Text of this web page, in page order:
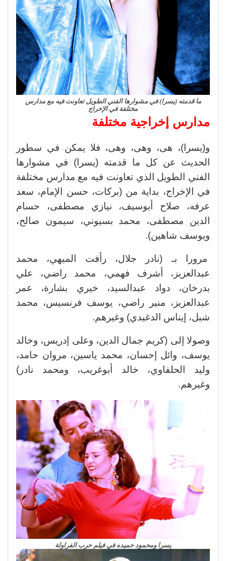
ما قدمته (يسرا) في مشوارها الفني الطويل تعاونت فيه مع مدارس
مختلفة في الإخراج
مدارس إخراجية مختلفة
و(يسرا)، هى، وهى، وهى، فلا يمكن في سطور
الحديث عن كل ما قدمته (يسرا) في مشوارها
الفني الطويل الذي تعاونت فيه مع مدارس مختلفة
في الإخراج، بداية من (بركات، حسن الإمام، سعد
عرفه، صلاح أبوسيف، نيازي مصطفى، حسام
الدين مصطفى، محمد بسيوني، سيمون صالح،
ويوسف شاهين).
مرورا بـ (نادر جلال، رأفت الميهي، محمد
عبدالعزيز، أشرف فهمي، محمد راضي، علي
بدرخان، دواد عبدالسيد، خيري بشارة، عمر
عبدالعزيز، منير راضي، يوسف فرنسيس، محمد
شبل، إيناس الدغيدي) وغيرهم.
وصولا إلى (كريم جمال الدين، وعلى إدريس، وخالد
يوسف، وائل إحسان، محمد ياسين، مروان حامد،
وليد الحلفاوي، خالد أبوغريب، ومحمد نادر)
وغيرهم.
يسرا ومحمود حميده في فيلم حرب الفراولة